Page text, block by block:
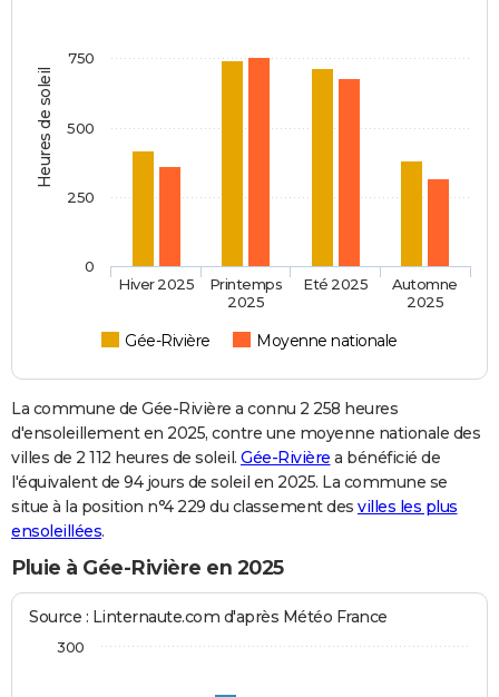
Heures de soleil
Gée-Rivière Moyenne nationale
Hiver 2025
Printemps
2025
Eté 2025
Automne
2025
0
250
500
750
La commune de Gée-Rivière a connu 2 258 heures
d'ensoleillement en 2025, contre une moyenne nationale des
villes de 2 112 heures de soleil. Gée-Rivière a bénéficié de
l'équivalent de 94 jours de soleil en 2025. La commune se
situe à la position n°4 229 du classement des villes les plus
ensoleillées.
Pluie à Gée-Rivière en 2025
Source : Linternaute.com d'après Météo France
300